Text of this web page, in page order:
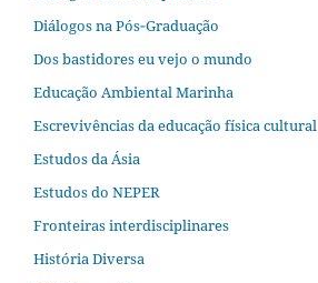
Diálogos na Pós‐Graduação
Dos bastidores eu vejo o mundo
Educação Ambiental Marinha
Escrevivências da educação física cultural
Estudos da Ásia​
Estudos do NEPER
Fronteiras interdisciplinares
História Diversa